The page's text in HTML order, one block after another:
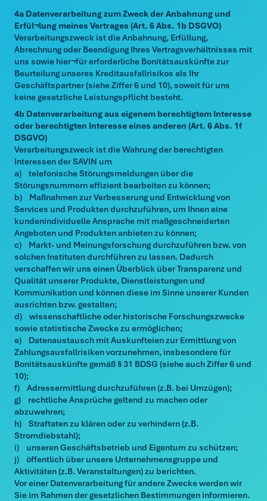
4a Datenverarbeitung zum Zweck der Anbahnung und
Erfül¬lung meines Vertrages (Art. 6 Abs. 1b DSGVO)
Verarbeitungszweck ist die Anbahnung, Erfüllung,
Abrechnung oder Beendigung Ihres Vertragsverhältnisses mit
uns sowie hier¬für erforderliche Bonitätsauskünfte zur
Beurteilung unseres Kreditausfallrisikos als Ihr
Geschäftspartner (siehe Ziffer 6 und 10), soweit für uns
keine gesetzliche Leistungspflicht besteht.
4b Datenverarbeitung aus eigenem berechtigtem Interesse
oder berechtigten Interesse eines anderen (Art. 6 Abs. 1f
DSGVO)
Verarbeitungszweck ist die Wahrung der berechtigten
Interessen der SAVIN um
a) telefonische Störungsmeldungen über die
Störungsnummern effizient bearbeiten zu können;
b) Maßnahmen zur Verbesserung und Entwicklung von
Services und Produkten durchzuführen, um Ihnen eine
kundenindividuelle Ansprache mit maßgeschneiderten
Angeboten und Produkten anbieten zu können;
c) Markt- und Meinungsforschung durchzuführen bzw. von
solchen Instituten durchführen zu lassen. Dadurch
verschaffen wir uns einen Überblick über Transparenz und
Qualität unserer Produkte, Dienstleistungen und
Kommunikation und können diese im Sinne unserer Kunden
ausrichten bzw. gestalten;
d) wissenschaftliche oder historische Forschungszwecke
sowie statistische Zwecke zu ermöglichen;
e) Datenaustausch mit Auskunfteien zur Ermittlung von
Zahlungsausfallrisiken vorzunehmen, insbesondere für
Bonitätsauskünfte gemäß § 31 BDSG (siehe auch Ziffer 6 und
10);
f) Adressermittlung durchzuführen (z.B. bei Umzügen);
g) rechtliche Ansprüche geltend zu machen oder
abzuwehren;
h) Straftaten zu klären oder zu verhindern (z.B.
Stromdiebstahl);
i) unseren Geschäftsbetrieb und Eigentum zu schützen;
j) öffentlich über unsere Unternehmensgruppe und
Aktivitäten (z.B. Veranstaltungen) zu berichten.
Vor einer Datenverarbeitung für andere Zwecke werden wir
Sie im Rahmen der gesetzlichen Bestimmungen informieren.